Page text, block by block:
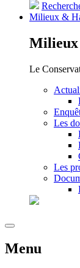
Milieux &
Le
Les
Les
Menu